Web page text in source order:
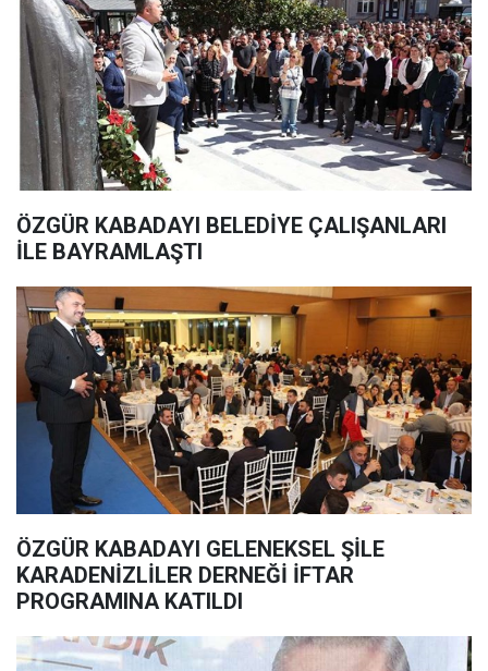
ÖZGÜR KABADAYI BELEDİYE ÇALIŞANLARI
İLE BAYRAMLAŞTI
ÖZGÜR KABADAYI GELENEKSEL ŞİLE
KARADENİZLİLER DERNEĞİ İFTAR
PROGRAMINA KATILDI